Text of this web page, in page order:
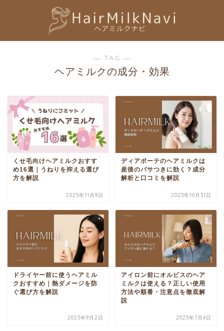
― TAG ―
ヘアミルクの成分・効果
くせ毛向けヘアミルクおすす
め16選｜うねりを抑える選び
方を解説
2025年11月9日
ディアボーテのヘアミルクは
産後のパサつきに効く？成分
解析と口コミを解説
2025年10月31日
ドライヤー前に使うヘアミル
クおすすめ｜熱ダメージを防
ぐ選び方を解説
2025年9月2日
アイロン前にオルビスのヘア
ミルクは使える？正しい使用
方法や順番・注意点を徹底解
説
2025年7月4日